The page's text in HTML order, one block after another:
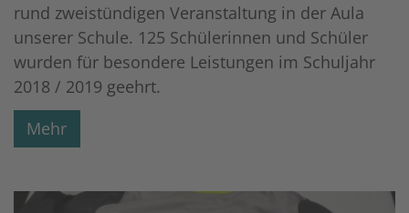
rund zweistündigen Veranstaltung in der Aula
unserer Schule. 125 Schülerinnen und Schüler
wurden für besondere Leistungen im Schuljahr
2018 / 2019 geehrt.
Mehr